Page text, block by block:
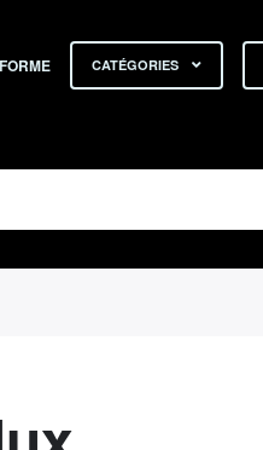
CATÉGORIES